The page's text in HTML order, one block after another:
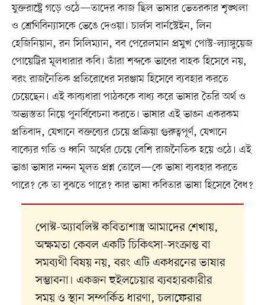
যুক্তরাষ্ট্রে গড়ে ওঠে—তাদের কাজ ছিল ভাষার ভেতরকার শৃঙ্খলা
ও শ্রেণিবিন্যাসকে ভেঙে দেওয়া। চার্লস বার্নস্টেইন, লিন
হেজিনিয়ান, রন সিলিম্যান, বব পেরেলমান প্রমুখ পোস্ট-ল্যাঙ্গুয়েজ
পোয়েট্রির মূলধারার কবি। তাঁরা শব্দকে ভাবের বাহক হিসেবে নয়,
বরং রাজনৈতিক প্রতিরোধের সরঞ্জাম হিসেবে ব্যবহার করতে
চেয়েছেন। এই কাব্যধারা পাঠককে বাধ্য করে ভাষার তৈরি অর্থ ও
অভ্যস্ততা নিয়ে পুনর্বিবেচনা করতে। ভাষার এই ভাঙন একরকম
প্রতিবাদ, যেখানে বক্তব্যের চেয়ে প্রক্রিয়া গুরুত্বপূর্ণ, যেখানে
বাক্যের গতি ও ধ্বনি অর্থের চেয়ে বেশি রাজনৈতিক হয়ে ওঠে। এই
ভাঙা ভাষার নন্দন মূলত প্রশ্ন তোলে—কে ভাষা ব্যবহার করতে
পারে? কে তা বুঝতে পারে? কার ভাষা কবিতার ভাষা হিসেবে বৈধ?
পোস্ট-অ্যাবলিস্ট কবিতাশাস্ত্র আমাদের শেখায়,
অক্ষমতা কেবল একটি চিকিৎসা-সংক্রান্ত বা
সমব্যথী বিষয় নয়, বরং এটি একধরনের ভাষার
সম্ভাবনা। একজন হুইলচেয়ার ব্যবহারকারীর
সময় ও স্থান সম্পর্কিত ধারণা, চলাফেরার